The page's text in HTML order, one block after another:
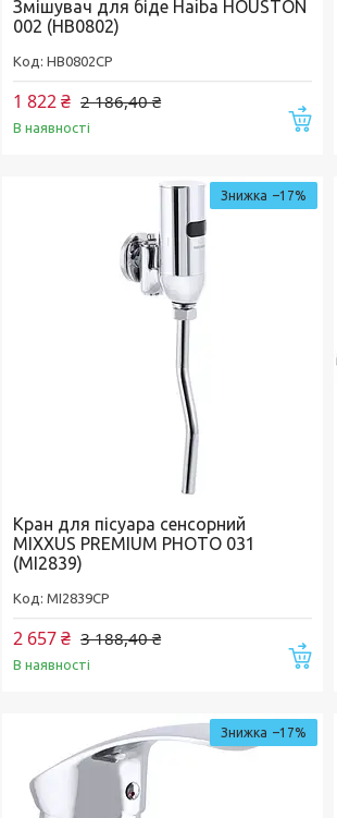
Купити
Змішувач для біде Haiba HOUSTON
002 (HB0802)
HB0802CP
2 186,40 ₴
1 822 ₴
В наявності
Купити
–17%
Кран для пісуара сенсорний
MIXXUS PREMIUM PHOTO 031
(MI2839)
MI2839CP
3 188,40 ₴
2 657 ₴
В наявності
–17%